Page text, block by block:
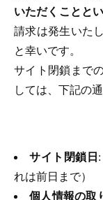
いただくことと
請求は発生いた
と幸いです。
サイト閉鎖まで
しては、下記の
サイト閉鎖日
れは前日まで）
個人情報の取